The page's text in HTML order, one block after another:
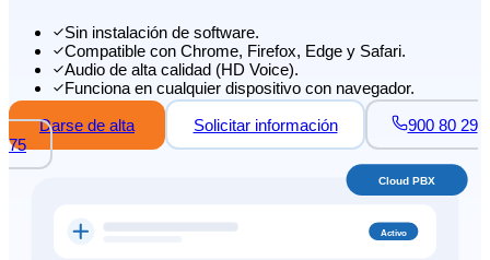
Sin instalación de software.
Compatible con Chrome, Firefox, Edge y Safari.
Audio de alta calidad (HD Voice).
Funciona en cualquier dispositivo con navegador.
Darse de alta
Solicitar información
900 80 29
75
Activo
Cloud PBX